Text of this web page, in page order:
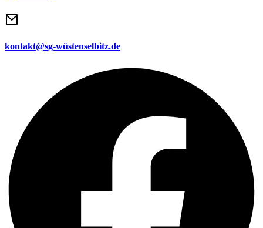
kontakt@sg-wüstenselbitz.de